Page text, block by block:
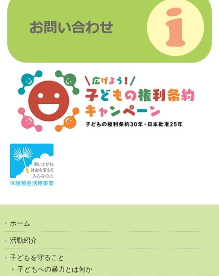
ホーム
活動紹介
子どもを守ること
子どもへの暴力とは何か